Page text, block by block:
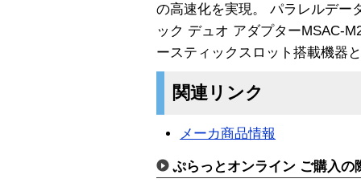
の高速化を実現。 パラレルデー
ック デュオ アダプターMSAC-
ースティックスロット搭載機器
関連リンク
メーカ商品情報
ぷらっとオンライン ご購入の